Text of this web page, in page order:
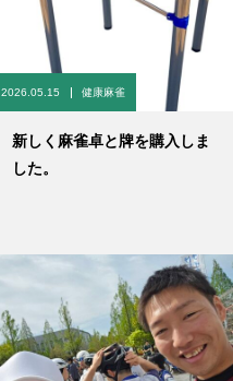
2026.05.15 健康麻雀
新しく麻雀卓と牌を購入しま
した。